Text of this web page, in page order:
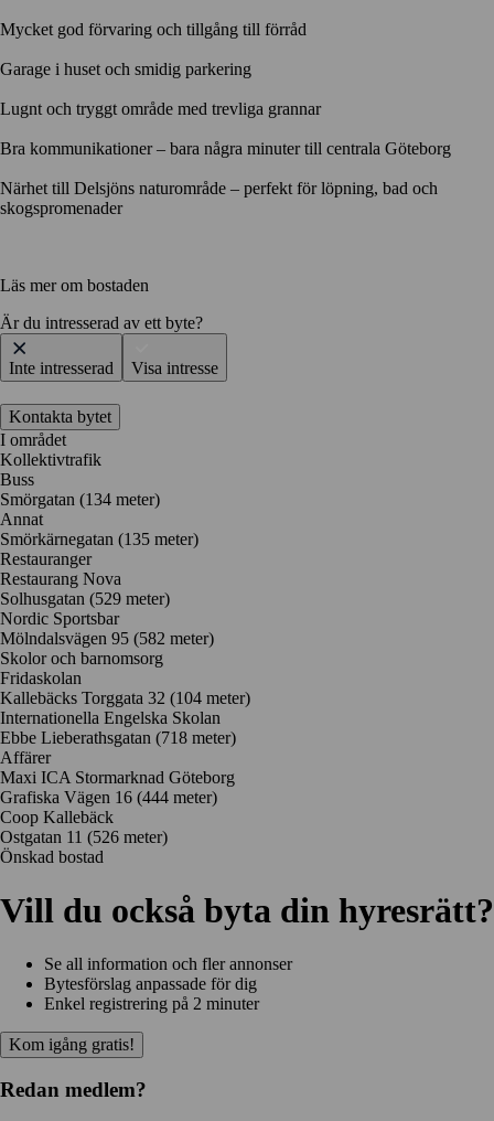
Mycket god förvaring och tillgång till förråd
Garage i huset och smidig parkering
Lugnt och tryggt område med trevliga grannar
Bra kommunikationer – bara några minuter till centrala Göteborg
Närhet till Delsjöns naturområde – perfekt för löpning, bad och
skogspromenader
Läs mer om bostaden
Är du intresserad av ett byte?
Inte intresserad Visa intresse
Kontakta bytet
I området
Kollektivtrafik
Buss
Smörgatan (134 meter)
Annat
Smörkärnegatan (135 meter)
Restauranger
Restaurang Nova
Solhusgatan (529 meter)
Nordic Sportsbar
Mölndalsvägen 95 (582 meter)
Skolor och barnomsorg
Fridaskolan
Kallebäcks Torggata 32 (104 meter)
Internationella Engelska Skolan
Ebbe Lieberathsgatan (718 meter)
Affärer
Maxi ICA Stormarknad Göteborg
Grafiska Vägen 16 (444 meter)
Coop Kallebäck
Ostgatan 11 (526 meter)
Önskad bostad
Vill du också byta din hyresrätt?
Se all information och fler annonser
Bytesförslag anpassade för dig
Enkel registrering på 2 minuter
Kom igång gratis!
Redan medlem?